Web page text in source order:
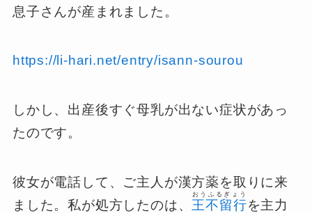
息子さんが産まれました。
https://li-hari.net/entry/isann-sourou
しかし、出産後すぐ母乳が出ない症状があっ
たのです。
彼女が電話して、ご主人が漢方薬を取りに来
ました。私が処方したのは、 王不留行
おうふるぎょう
を主力